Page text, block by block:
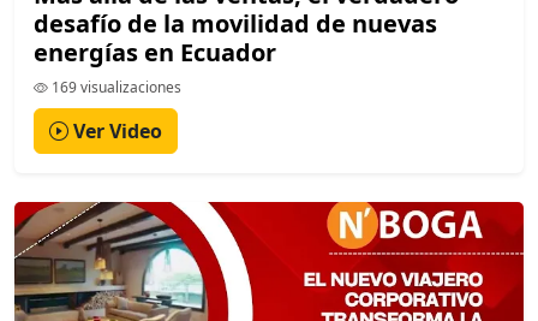
desafío de la movilidad de nuevas
energías en Ecuador
169 visualizaciones
Ver Video